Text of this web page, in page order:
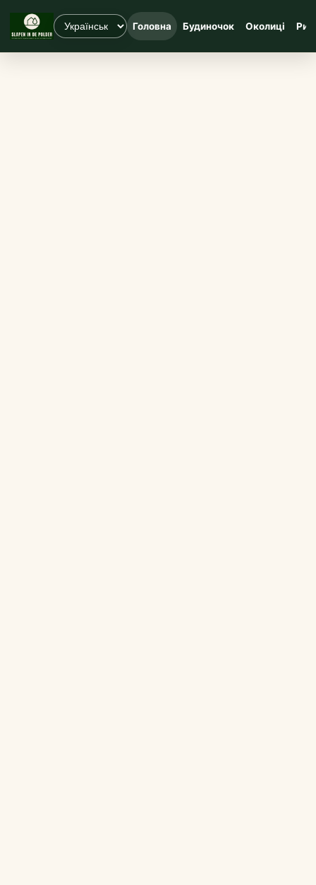
Головна Будиночок Околиці